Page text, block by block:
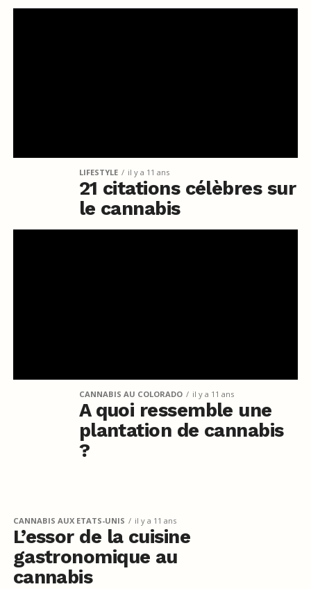
LIFESTYLE il y a 11 ans
21 citations célèbres sur
le cannabis
CANNABIS AU COLORADO il y a 11 ans
A quoi ressemble une
plantation de cannabis
?
CANNABIS AUX ETATS-UNIS il y a 11 ans
L’essor de la cuisine
gastronomique au
cannabis